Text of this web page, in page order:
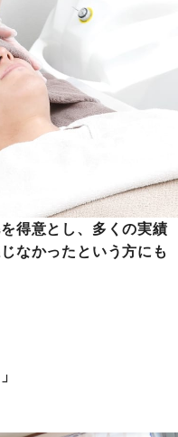
得意とし、多くの実績
なかったという方にも